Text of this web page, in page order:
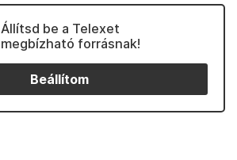
Állítsd be a Telexet
megbízható forrásnak!
Beállítom